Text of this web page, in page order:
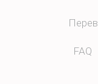
FAQ